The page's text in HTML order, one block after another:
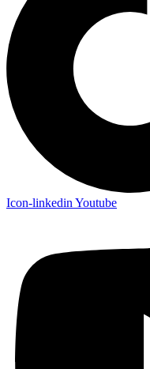
Icon-linkedin Youtube